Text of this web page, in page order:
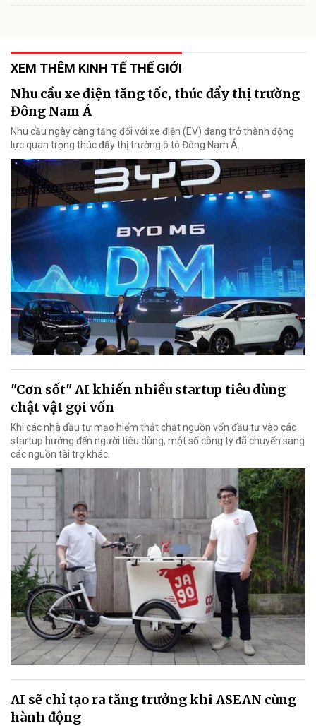
XEM THÊM KINH TẾ THẾ GIỚI
Nhu cầu xe điện tăng tốc, thúc đẩy thị trường
Đông Nam Á
Nhu cầu ngày càng tăng đối với xe điện (EV) đang trở thành động
lực quan trọng thúc đẩy thị trường ô tô Đông Nam Á.
"Cơn sốt" AI khiến nhiều startup tiêu dùng
chật vật gọi vốn
Khi các nhà đầu tư mạo hiểm thắt chặt nguồn vốn đầu tư vào các
startup hướng đến người tiêu dùng, một số công ty đã chuyển sang
các nguồn tài trợ khác.
AI sẽ chỉ tạo ra tăng trưởng khi ASEAN cùng
hành động